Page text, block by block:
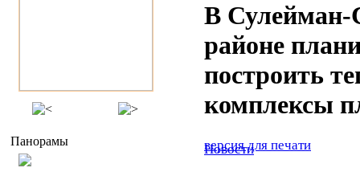
Панорамы
В Сулейман-
районе
построить
комплексы
версия для печати
Новости